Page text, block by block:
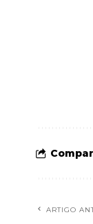
ARTIGO